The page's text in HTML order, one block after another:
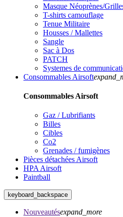
Masque Néoprènes/
T-shirts camouflage
Tenue Militaire
Housses / Mallettes
Sangle
Sac à Dos
PATCH
Systemes de
Consommables Airsoft
Consommables Airsoft
Gaz / Lubrifiants
Billes
Cibles
Co2
Grenades / fumigènes
Pièces détachées Airsoft
HPA Airsoft
Paintball
keyboard_backspace
Nouveautésexpand_more